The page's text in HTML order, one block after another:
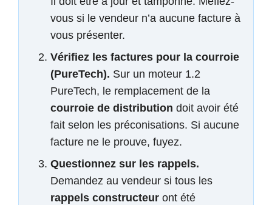
vous si le vendeur n’a aucune facture à
vous présenter.
Vérifiez les factures pour la courroie
(PureTech). Sur un moteur 1.2
PureTech, le remplacement de la
courroie de distribution doit avoir été
fait selon les préconisations. Si aucune
facture ne le prouve, fuyez.
Questionnez sur les rappels.
Demandez au vendeur si tous les
rappels constructeur ont été